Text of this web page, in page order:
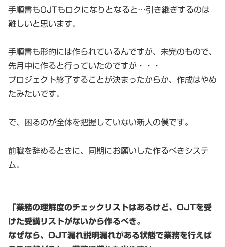
手順書もOJTもロクになりとなると…引き継ぎするのは
難しいと思います。
手順書も形的には作られているんですが、未完のもので、
先月中に作ると行っていたのですが・・・
プロジェクト終了することが決まったからか、作成はやめ
たみたいです。
で、困るのが全体を把握していない新人の僕です。
前職を辞めるときに、同期にお願いした作るべきシステ
ム。
「業務の理解度のチェックリストはあるけど、OJTを受
けた受講リストがないから作るべき。
なぜなら、OJT漏れ説明漏れがある状態で業務を行えば